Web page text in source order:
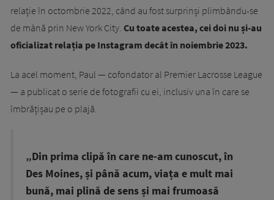
relație în octombrie 2022, când au fost surprinși plimbându-se
de mână prin New York City. Cu toate acestea, cei doi nu și-au
oficializat relația pe Instagram decât în noiembrie 2023.
La acel moment, Paul — cofondator al Premier Lacrosse League
— a publicat o serie de fotografii cu ei, inclusiv una în care se
îmbrățișau pe o plajă.
„Din prima clipă în care ne-am cunoscut, în
Des Moines, și până acum, viața e mult mai
bună, mai plină de sens și mai frumoasă